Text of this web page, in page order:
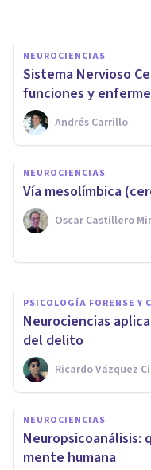
NEUROCIENCIAS
Sistema Nervioso
funciones y
Andrés Carrillo
NEUROCIENCIAS
​Vía mesolímbica
Oscar Castillero
CULTURA
​12
PSICOLOGÍA FORENSE Y
​Neurociencias
del delito
Ricardo Vázquez
NEUROCIENCIAS
Neuropsicoanálisis:
mente humana